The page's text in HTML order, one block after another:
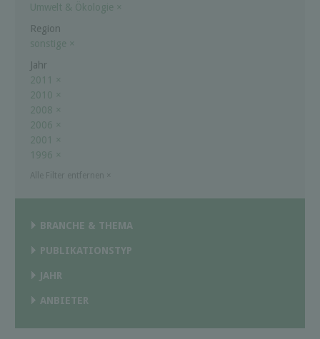
Umwelt & Ökologie ×
Region
sonstige ×
Jahr
2011
×
2010 ×
2008 ×
2006 ×
2001
×
1996 ×
BRANCHE & THEMA
PUBLIKATIONSTYP
JAHR
ANBIETER